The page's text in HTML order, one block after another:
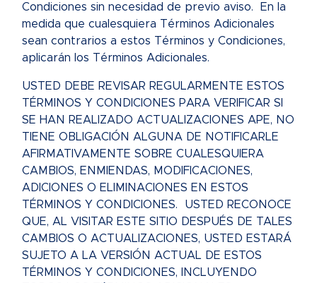
Condiciones sin necesidad de previo aviso. En la
medida que cualesquiera Términos Adicionales
sean contrarios a estos Términos y Condiciones,
aplicarán los Términos Adicionales.
USTED DEBE REVISAR REGULARMENTE ESTOS
TÉRMINOS Y CONDICIONES PARA VERIFICAR SI
SE HAN REALIZADO ACTUALIZACIONES APE, NO
TIENE OBLIGACIÓN ALGUNA DE NOTIFICARLE
AFIRMATIVAMENTE SOBRE CUALESQUIERA
CAMBIOS, ENMIENDAS, MODIFICACIONES,
ADICIONES O ELIMINACIONES EN ESTOS
TÉRMINOS Y CONDICIONES. USTED RECONOCE
QUE, AL VISITAR ESTE SITIO DESPUÉS DE TALES
CAMBIOS O ACTUALIZACIONES, USTED ESTARÁ
SUJETO A LA VERSIÓN ACTUAL DE ESTOS
TÉRMINOS Y CONDICIONES, INCLUYENDO